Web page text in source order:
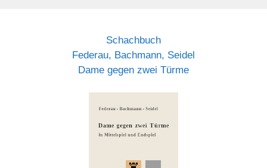
Schachbuch
Federau, Bachmann, Seidel
Dame gegen zwei Türme